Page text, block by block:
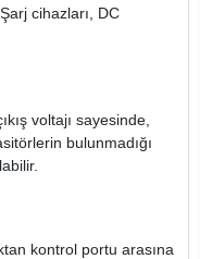
cihazları, DC
voltajı sayesinde,
bulunmadığı
kontrol portu arasına